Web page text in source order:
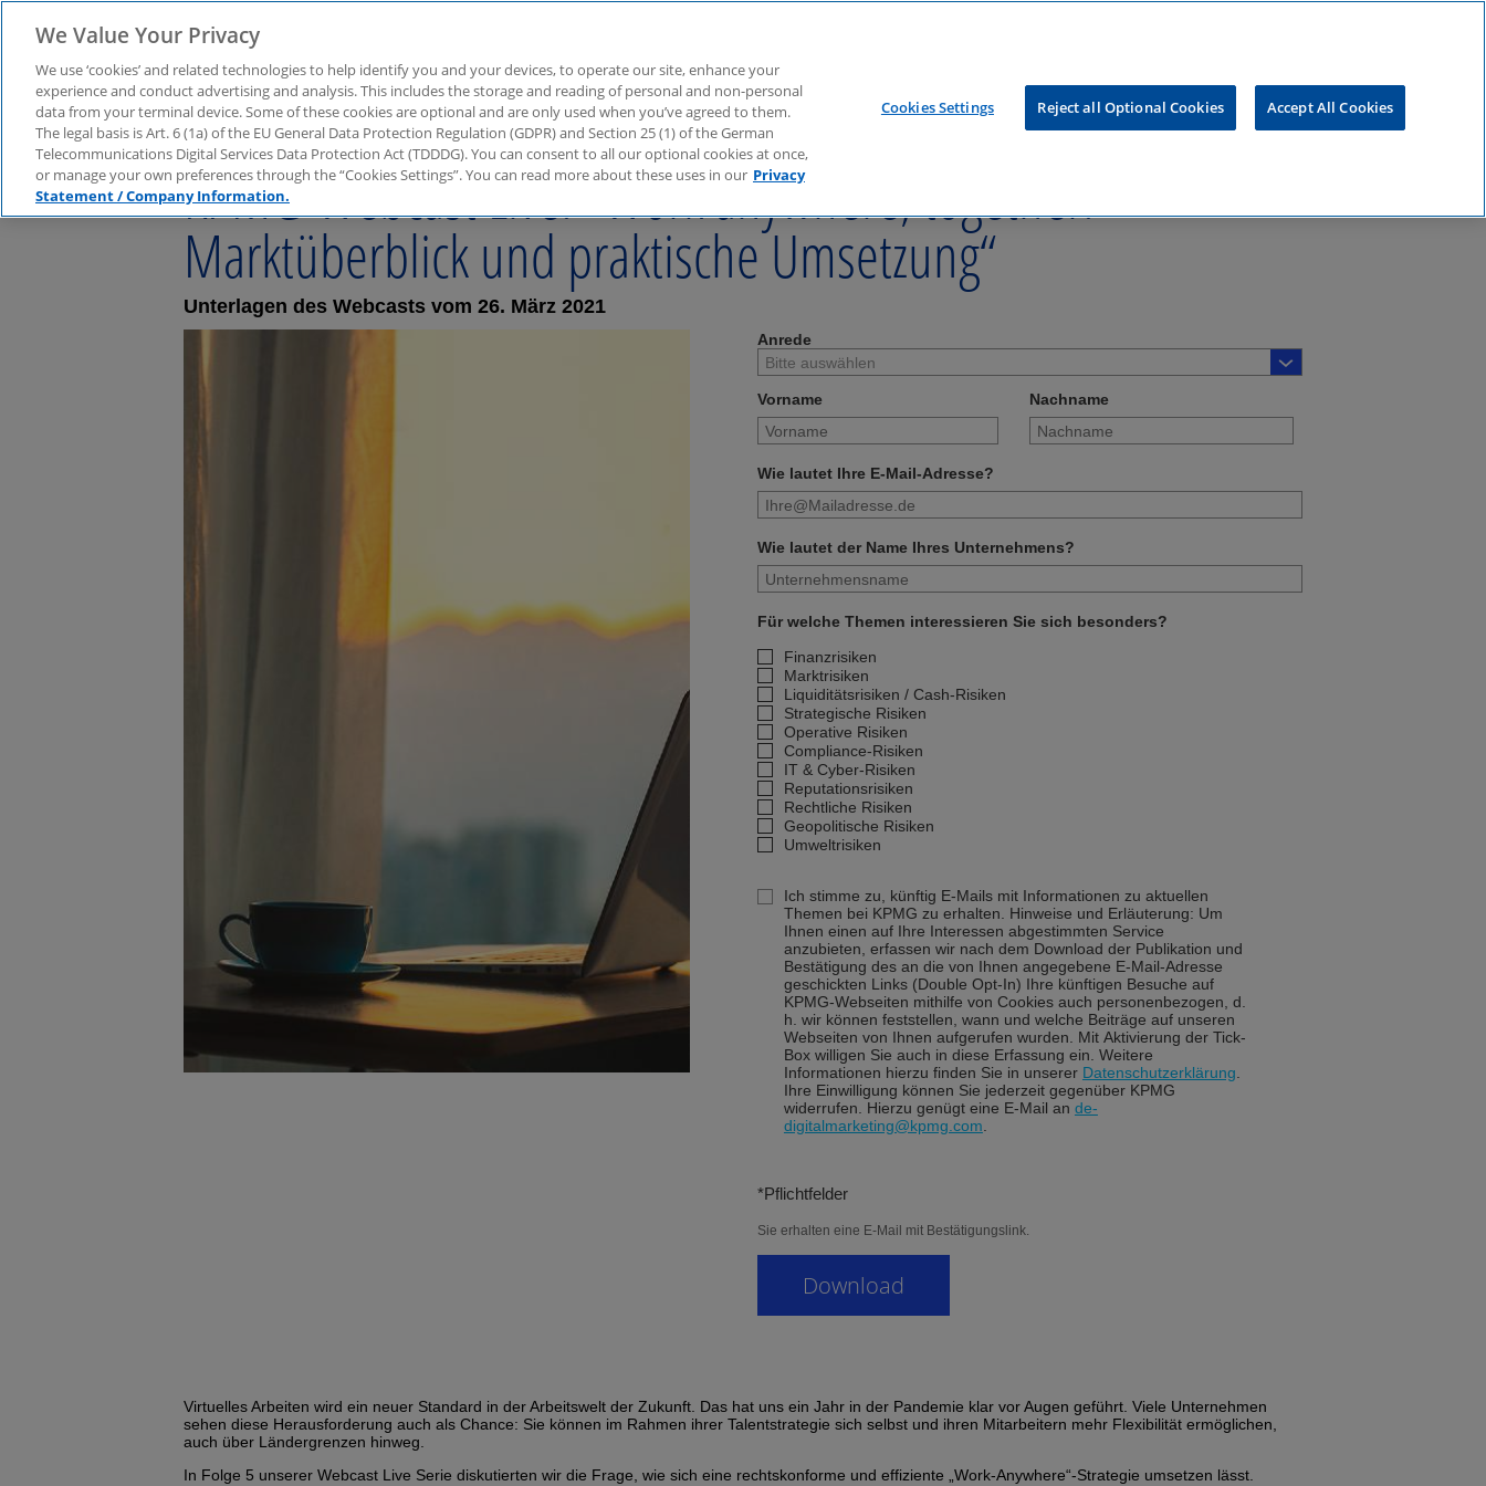
KPMG-Webcast Live: "Work anywhere, together:
Marktüberblick und praktische Umsetzung“
Unterlagen des Webcasts vom 26. März 2021
Anrede
Vorname Nachname
Wie lautet Ihre E-Mail-Adresse?
Wie lautet der Name Ihres Unternehmens?
Für welche Themen interessieren Sie sich besonders?
Finanzrisiken
Marktrisiken
Liquiditätsrisiken / Cash-Risiken
Strategische Risiken
Operative Risiken
Compliance-Risiken
IT & Cyber-Risiken
Reputationsrisiken
Rechtliche Risiken
Geopolitische Risiken
Umweltrisiken
Ich stimme zu, künftig E-Mails mit Informationen zu aktuellen
Themen bei KPMG zu erhalten. Hinweise und Erläuterung: Um
Ihnen einen auf Ihre Interessen abgestimmten Service
anzubieten, erfassen wir nach dem Download der Publikation und
Bestätigung des an die von Ihnen angegebene E-Mail-Adresse
geschickten Links (Double Opt-In) Ihre künftigen Besuche auf
KPMG-Webseiten mithilfe von Cookies auch personenbezogen, d.
h. wir können feststellen, wann und welche Beiträge auf unseren
Webseiten von Ihnen aufgerufen wurden. Mit Aktivierung der Tick-
Box willigen Sie auch in diese Erfassung ein. Weitere
Informationen hierzu finden Sie in unserer Datenschutzerklärung
Ihre Einwilligung können Sie jederzeit gegenüber KPMG
widerrufen. Hierzu genügt eine E-Mail an de-
digitalmarketing@kpmg.com
*Pflichtfelder
Sie erhalten eine E-Mail mit Bestätigungslink.
Virtuelles Arbeiten wird ein neuer Standard in der Arbeitswelt der Zukunft. Das hat uns ein Jahr in der Pandemie klar vor Augen geführt. Viele Unternehmen
sehen diese Herausforderung auch als Chance: Sie können im Rahmen ihrer Talentstrategie sich selbst und ihren Mitarbeitern mehr Flexibilität ermöglichen,
auch über Ländergrenzen hinweg.
In Folge 5 unserer Webcast Live Serie diskutierten wir die Frage, wie sich eine rechtskonforme und effiziente „Work-Anywhere“-Strategie umsetzen lässt.
We Value Your Privacy
We use ‘cookies’ and related technologies to help identify you and your devices, to operate our site, enhance your
experience and conduct advertising and analysis. This includes the storage and reading of personal and non-personal
data from your terminal device. Some of these cookies are optional and are only used when you’ve agreed to them.
The legal basis is Art. 6 (1a) of the EU General Data Protection Regulation (GDPR) and Section 25 (1) of the German
Telecommunications Digital Services Data Protection Act (TDDDG). You can consent to all our optional cookies at once,
or manage your own preferences through the “Cookies Settings”. You can read more about these uses in our Privacy
Statement / Company Information.
Cookies Settings Reject all Optional Cookies Accept All Cookies